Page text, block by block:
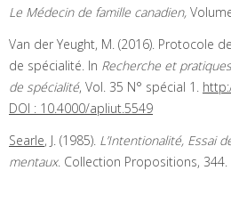
Le Médecin de famille canadien,
Van der Yeught, M. (2016). Protocole
de spécialité. In Recherche et
de spécialité, Vol. 35 N° spécial 1.
DOI : 10.4000/apliut.5549
Searle, J. (1985). L’Intentionalité, Essai
mentaux. Collection Propositions, 344.